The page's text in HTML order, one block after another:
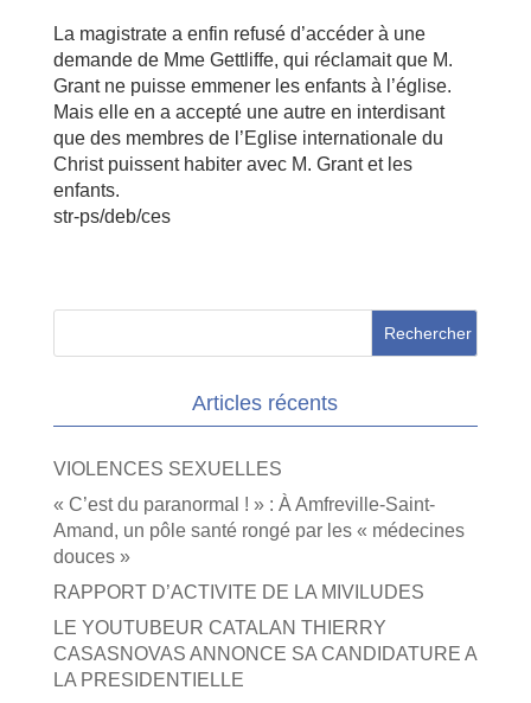
La magistrate a enfin refusé d’accéder à une
demande de Mme Gettliffe, qui réclamait que M.
Grant ne puisse emmener les enfants à l’église.
Mais elle en a accepté une autre en interdisant
que des membres de l’Eglise internationale du
Christ puissent habiter avec M. Grant et les
enfants.
str-ps/deb/ces
Articles récents
VIOLENCES SEXUELLES
« C’est du paranormal ! » : À Amfreville-Saint-
Amand, un pôle santé rongé par les « médecines
douces »
RAPPORT D’ACTIVITE DE LA MIVILUDES
LE YOUTUBEUR CATALAN THIERRY
CASASNOVAS ANNONCE SA CANDIDATURE A
LA PRESIDENTIELLE